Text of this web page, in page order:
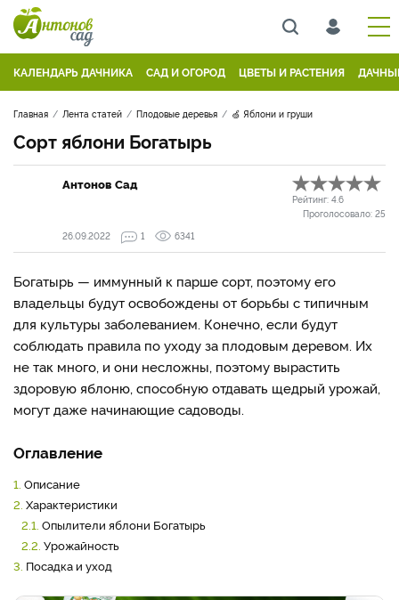
КАЛЕНДАРЬ ДАЧНИКА САД И ОГОРОД ЦВЕТЫ И РАСТЕНИЯ
Главная Лента статей Плодовые деревья 🍏 Яблони и груши
Сорт яблони Богатырь
Антонов Сад
Рейтинг: 4.6
Проголосовало: 25
26.09.2022
1 6341
Богатырь — иммунный к парше сорт, поэтому его
владельцы будут освобождены от борьбы с типичным
для культуры заболеванием. Конечно, если будут
соблюдать правила по уходу за плодовым деревом. Их
не так много, и они несложны, поэтому вырастить
здоровую яблоню, способную отдавать щедрый урожай,
могут даже начинающие садоводы.
Оглавление
1. Описание
2. Характеристики
2.1. Опылители яблони Богатырь
2.2. Урожайность
3. Посадка и уход